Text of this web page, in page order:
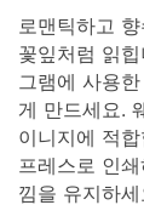
로맨틱하고
꽃잎처럼 읽
그램에 사용
게 만드세요.
이니지에 적
프레스로 인
낌을 유지하세